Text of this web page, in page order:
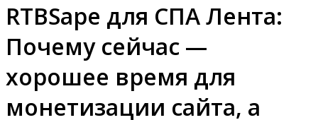
RTBSape для СПА Лента:
Почему сейчас —
хорошее время для
монетизации сайта, а